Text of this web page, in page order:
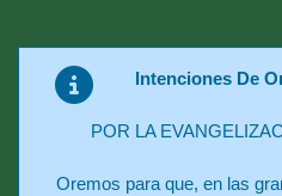
Intenciones De
POR LA
Oremos para que, en las